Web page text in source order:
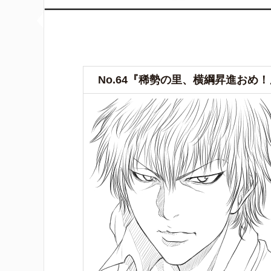
No.64『稀勢の里、横綱昇進おめ！